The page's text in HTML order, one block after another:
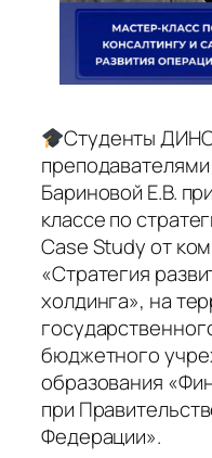
Студенты
Бариновой Е.В.
классе по
Case Study от
«Стратегия
холдинга», на
бюджетного
образования
при
Федерации».